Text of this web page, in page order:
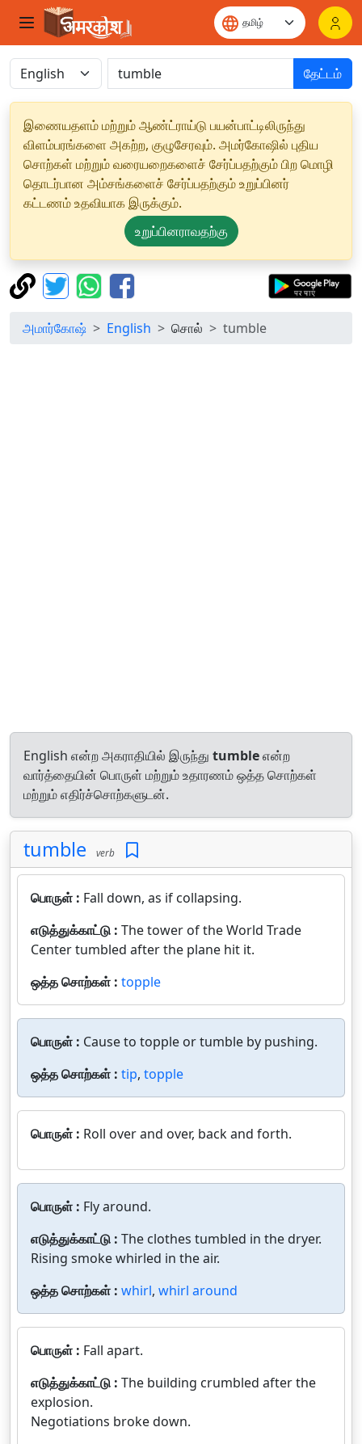
தேட்டம்
இணையதளம் மற்றும் ஆண்ட்ராய்டு பயன்பாட்டிலிருந்து
விளம்பரங்களை அகற்ற, குழுசேரவும். அமர்கோஷில் புதிய
சொற்கள் மற்றும் வரையறைகளைச் சேர்ப்பதற்கும் பிற மொழி
தொடர்பான அம்சங்களைச் சேர்ப்பதற்கும் உறுப்பினர்
கட்டணம் உதவியாக இருக்கும்.
உறுப்பினராவதற்கு
அமார்கோஷ் English சொல் tumble
English என்ற அகராதியில் இருந்து tumbleஎன்ற
வார்த்தையின் பொருள் மற்றும் உதாரணம் ஒத்த சொற்கள்
மற்றும் எதிர்ச்சொற்களுடன்.
tumble verb
பொருள் : Fall down, as if collapsing.
எடுத்துக்காட்டு : The tower of the World Trade
Center tumbled after the plane hit it.
ஒத்த சொற்கள் : topple
பொருள் : Cause to topple or tumble by pushing.
ஒத்த சொற்கள் : tip, topple
பொருள் : Roll over and over, back and forth.
பொருள் : Fly around.
எடுத்துக்காட்டு : The clothes tumbled in the dryer.
Rising smoke whirled in the air.
ஒத்த சொற்கள் : whirl, whirl around
பொருள் : Fall apart.
எடுத்துக்காட்டு : The building crumbled after the
explosion.
Negotiations broke down.